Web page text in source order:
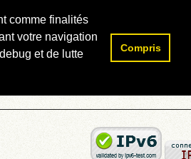
comme finalités
votre navigation
et de lutte
Compris
Rechercher :